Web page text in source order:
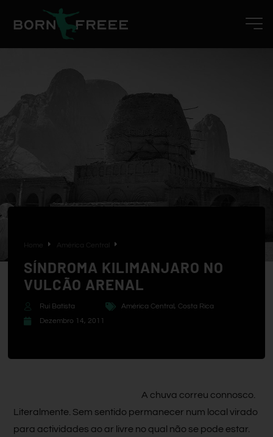
SÍNDROMA KILIMANJARO NO
VULCÃO ARENAL
Rui Batista América Central, Costa Rica
Dezembro 14, 2011
A chuva correu connosco.
Literalmente. Sem sentido permanecer num local virado
para actividades ao ar livre no qual não se pode estar.